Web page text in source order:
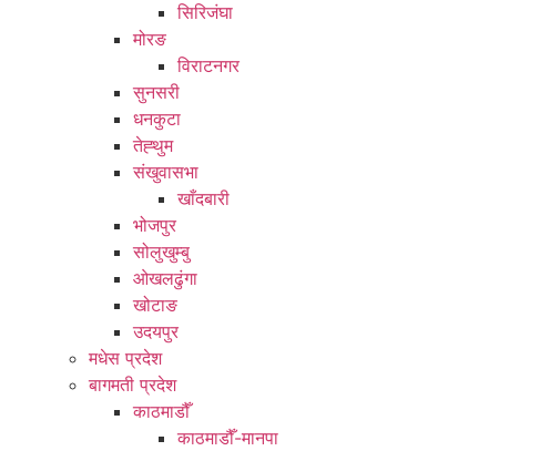
सिरिजंघा
मोरङ
विराटनगर
सुनसरी
धनकुटा
तेह्थुम
संखुवासभा
खाँदबारी
भोजपुर
सोलुखुम्बु
ओखलढुंगा
खोटाङ
उदयपुर
मधेस प्रदेश
बागमती प्रदेश
काठमाडौँ
काठमाडौँ-मानपा